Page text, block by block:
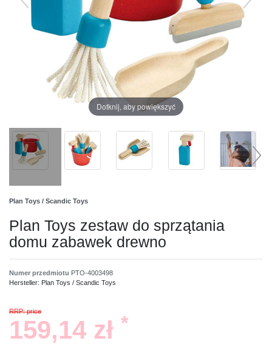
Dotknij, aby powiększyć
Plan Toys / Scandic Toys
Plan Toys zestaw do sprzątania
domu zabawek drewno
Numer przedmiotu PTO-4003498
Hersteller: Plan Toys / Scandic Toys
RRP: price
159,14 zł *